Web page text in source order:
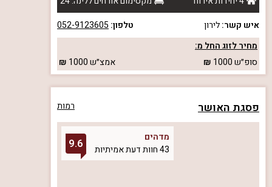
איש קשר:לירון טלפון: 052-9123605
מחיר לזוג החל מ:
סופ״ש1000 אמצ״ש1000
פסגת האושר רמות
מדהים
43 חוות דעת אמיתיות
9.6